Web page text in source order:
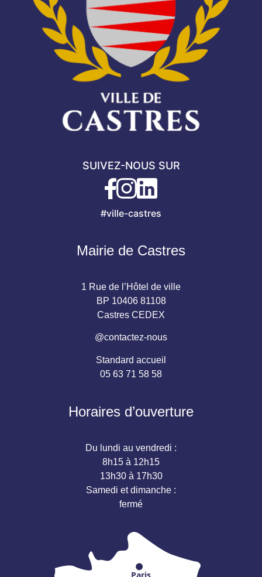
SUIVEZ-NOUS SUR
#ville-castres
Mairie de Castres
1 Rue de l’Hôtel de ville
BP 10406 81108
Castres CEDEX
@contactez-nous
Standard accueil
05 63 71 58 58
Horaires d’ouverture
Du lundi au vendredi :
8h15 à 12h15
13h30 à 17h30
Samedi et dimanche :
fermé